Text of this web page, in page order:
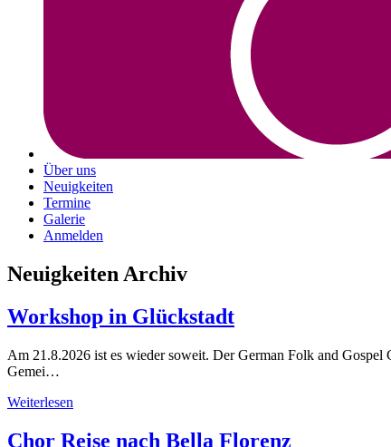
Über uns
Neuigkeiten
Termine
Galerie
Anmelden
Neuigkeiten Archiv
Workshop in Glückstadt
Am 21.8.2026 ist es wieder soweit. Der German Folk and
Gemei…
Weiterlesen
Chor Reise nach Bella Florenz